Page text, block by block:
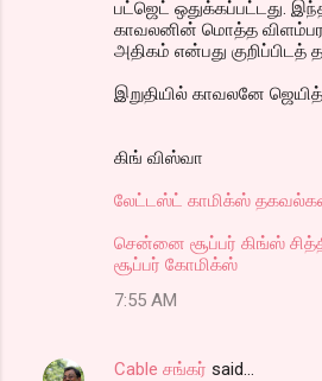
பட்ஜெட் ஒதுக்கப்பட்டது.
காவலனின் மொத்த விளம்பர
அதிகம் என்பது குறிப்பிடத்
இறுதியில் காவலனே
கிங் விஸ்வா
லேட்டஸ்ட் காமிக்ஸ்
சென்னை சூப்பர் கிங்ஸ்
சூப்பர் கோமிக்ஸ்
7:55 AM
Cable சங்கர் said…